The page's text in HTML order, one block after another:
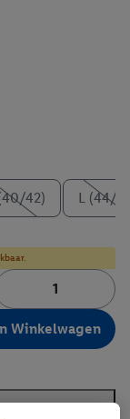
42) L (44/
Winkelwagen